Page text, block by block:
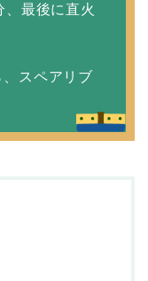
最後に直火
スペアリブ